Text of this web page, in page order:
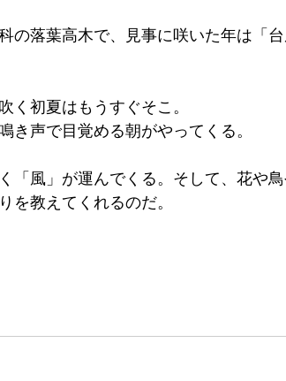
の落葉高木で、見事に咲いた年は「
く初夏はもうすぐそこ。
き声で目覚める朝がやってくる。
「風」が運んでくる。そして、花や
を教えてくれるのだ。